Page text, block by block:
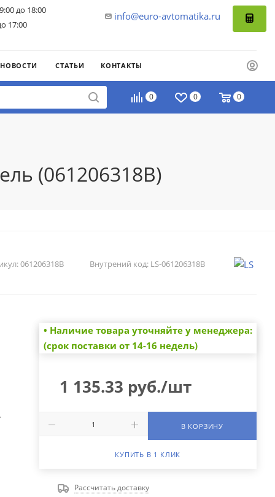
info@euro-avtomatika.ru
до 18:00
17:00
НОВОСТИ СТАТЬИ КОНТАКТЫ
0 0 0
(061206318B)
061206318B Внутрений код: LS-061206318B
• Наличие товара уточняйте у менеджера:
(срок поставки от 14-16 недель)
1 135.33 руб./шт
В КОРЗИНУ
КУПИТЬ В 1 КЛИК
Рассчитать доставку